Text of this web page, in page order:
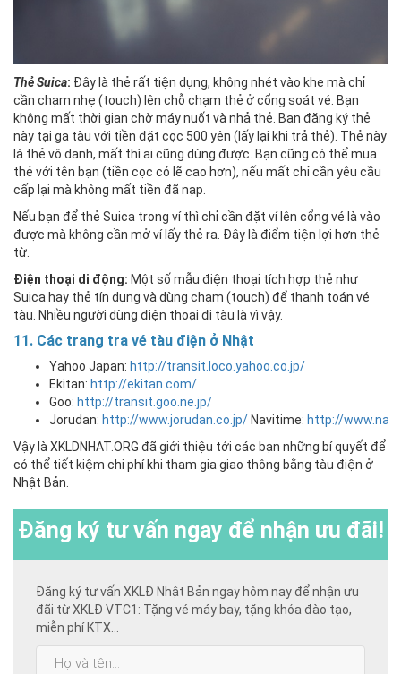
Thẻ Suica: Đây là thẻ rất tiện dụng, không nhét vào khe mà chỉ
cần chạm nhẹ (touch) lên chỗ chạm thẻ ở cổng soát vé. Bạn
không mất thời gian chờ máy nuốt và nhả thẻ. Bạn đăng ký thẻ
này tại ga tàu với tiền đặt cọc 500 yên (lấy lại khi trả thẻ). Thẻ này
là thẻ vô danh, mất thì ai cũng dùng được. Bạn cũng có thể mua
thẻ với tên bạn (tiền cọc có lẽ cao hơn), nếu mất chỉ cần yêu cầu
cấp lại mà không mất tiền đã nạp.
Nếu bạn để thẻ Suica trong ví thì chỉ cần đặt ví lên cổng vé là vào
được mà không cần mở ví lấy thẻ ra. Đây là điểm tiện lợi hơn thẻ
từ.
Điện thoại di động: Một số mẫu điện thoại tích hợp thẻ như
Suica hay thẻ tín dụng và dùng chạm (touch) để thanh toán vé
tàu. Nhiều người dùng điện thoại đi tàu là vì vậy.
11. Các trang tra vé tàu điện ở Nhật
Yahoo Japan: http://transit.loco.yahoo.co.jp/
Ekitan: http://ekitan.com/
Goo: http://transit.goo.ne.jp/
Jorudan: http://www.jorudan.co.jp/ Navitime: http://
Vậy là XKLDNHAT.ORG đã giới thiệu tới các bạn những bí quyết để
có thể tiết kiệm chi phí khi tham gia giao thông bằng tàu điện ở
Nhật Bản.
Đăng ký tư vấn ngay để nhận ưu đãi!
Đăng ký tư vấn XKLĐ Nhật Bản ngay hôm nay để nhận ưu
đãi từ XKLĐ VTC1: Tặng vé máy bay, tặng khóa đào tạo,
miễn phí KTX...